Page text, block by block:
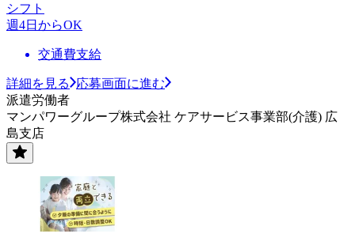
シフト
週4日からOK
交通費支給
詳細を見る
応募画面に進む
派遣労働者
マンパワーグループ株式会社 ケアサービス事業部(介護) 広
島支店